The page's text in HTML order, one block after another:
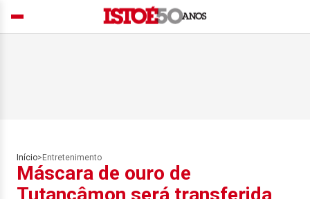
Início> Entretenimento
Máscara de ouro de